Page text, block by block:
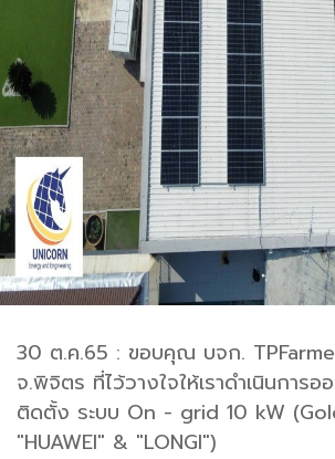
30 ต.ค.65 : ขอบคุณ บจก.
จ.พิจิตร ที่ไว้วางใจให้เราดำเนินการ
ติดตั้ง ระบบ On - grid 10 kW
"HUAWEI" & "LONGI")